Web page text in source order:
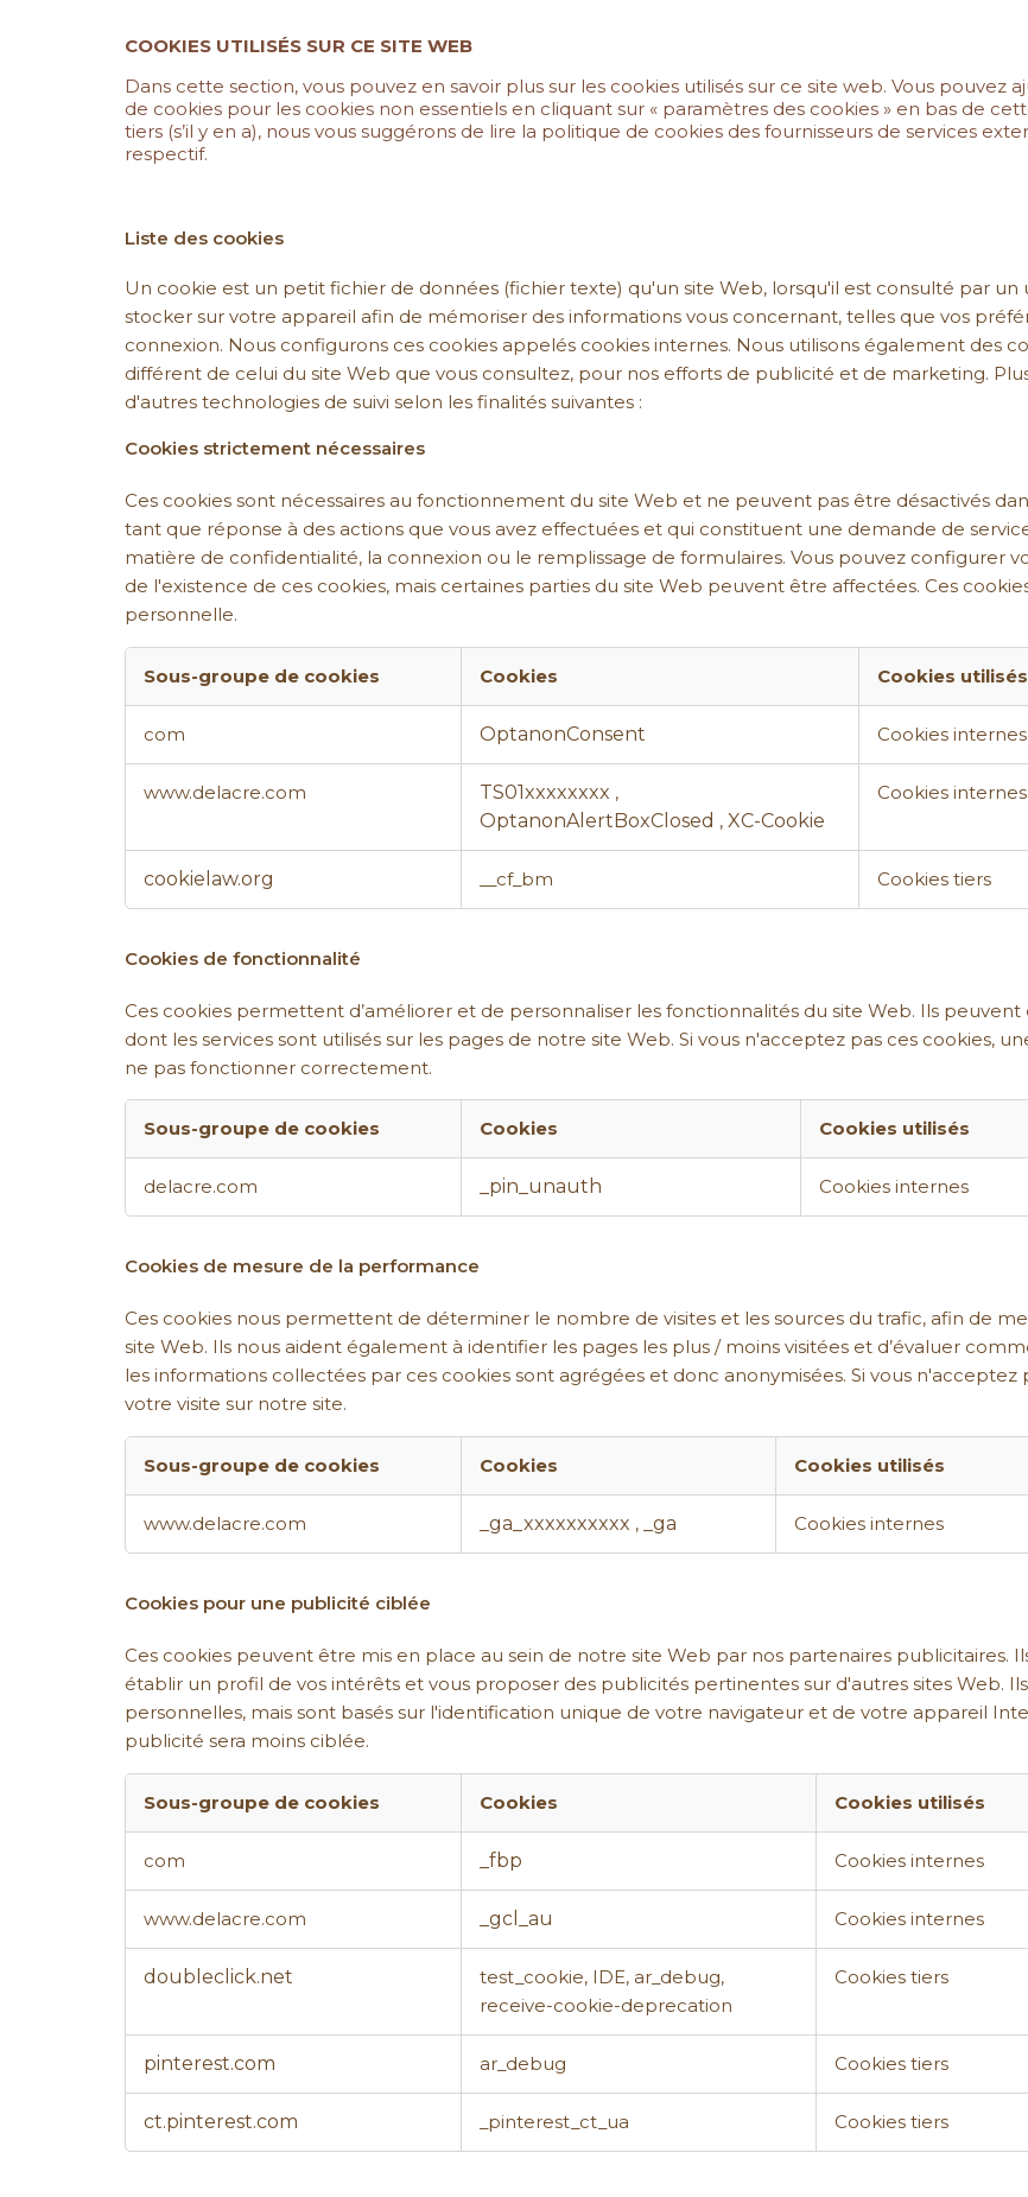
COOKIES UTILISÉS SUR CE SITE WEB
Dans cette section, vous pouvez en savoir plus sur les cookies utilisés sur ce site web. Vous
de cookies pour les cookies non essentiels en cliquant sur « paramètres des cookies » en bas de
tiers (s’il y en a), nous vous suggérons de lire la politique de cookies des fournisseurs de services
respectif.
Liste des cookies
Un cookie est un petit fichier de données (fichier texte) qu'un site Web, lorsqu'il est consulté par
stocker sur votre appareil afin de mémoriser des informations vous concernant, telles que vos
connexion. Nous configurons ces cookies appelés cookies internes. Nous utilisons également des
différent de celui du site Web que vous consultez, pour nos efforts de publicité et de marketing.
d'autres technologies de suivi selon les finalités suivantes :
Cookies strictement nécessaires
Ces cookies sont nécessaires au fonctionnement du site Web et ne peuvent pas être désactivés
tant que réponse à des actions que vous avez effectuées et qui constituent une demande de
matière de confidentialité, la connexion ou le remplissage de formulaires. Vous pouvez configurer
de l'existence de ces cookies, mais certaines parties du site Web peuvent être affectées. Ces
personnelle.
strictement
nécessaires
Sous-groupe de cookies Cookies Cookies utilisés
com OptanonConsent Cookies internes
www.delacre.com TS01xxxxxxxx ,
OptanonAlertBoxClosed , XC-Cookie
Cookies internes
cookielaw.org __cf_bm Cookies tiers
Cookies de fonctionnalité
Ces cookies permettent d’améliorer et de personnaliser les fonctionnalités du site Web. Ils
dont les services sont utilisés sur les pages de notre site Web. Si vous n'acceptez pas ces cookies,
ne pas fonctionner correctement.
de
fonctionnalité
Sous-groupe de cookies Cookies Cookies utilisés
delacre.com _pin_unauth Cookies internes
Cookies de mesure de la performance
Ces cookies nous permettent de déterminer le nombre de visites et les sources du trafic, afin de
site Web. Ils nous aident également à identifier les pages les plus / moins visitées et d’évaluer
les informations collectées par ces cookies sont agrégées et donc anonymisées. Si vous n'acceptez
votre visite sur notre site.
de
mesure
performance
Sous-groupe de cookies Cookies Cookies utilisés
www.delacre.com _ga_xxxxxxxxxx , _ga Cookies internes
Cookies pour une publicité ciblée
Ces cookies peuvent être mis en place au sein de notre site Web par nos partenaires publicitaires.
établir un profil de vos intérêts et vous proposer des publicités pertinentes sur d'autres sites Web.
personnelles, mais sont basés sur l'identification unique de votre navigateur et de votre appareil
publicité sera moins ciblée.
pour
une
ciblée
Sous-groupe de cookies Cookies Cookies utilisés
com _fbp Cookies internes
www.delacre.com _gcl_au Cookies internes
doubleclick.net
test_cookie, IDE, ar_debug,
receive-cookie-deprecation
Cookies tiers
pinterest.com ar_debug Cookies tiers
ct.pinterest.com _pinterest_ct_ua Cookies tiers